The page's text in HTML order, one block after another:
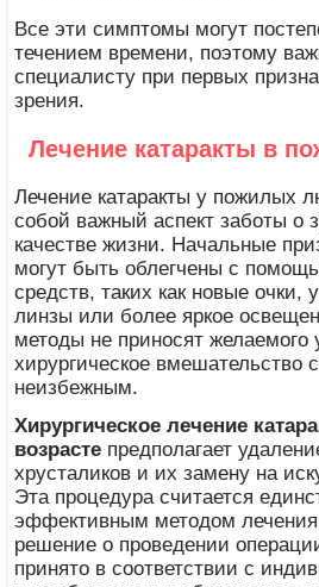
Все эти симптомы могут
течением времени, поэтому
специалисту при первых
зрения.
Лечение катаракты в
Лечение катаракты у пожилых
собой важный аспект заботы о
качестве жизни. Начальные
могут быть облегчены с
средств, таких как новые очки,
линзы или более яркое
методы не приносят желаемого
хирургическое вмешательство
неизбежным.
Хирургическое лечение
возрасте предполагает
хрусталиков и их замену на
Эта процедура считается
эффективным методом лечения
решение о проведении
принято в соответствии с